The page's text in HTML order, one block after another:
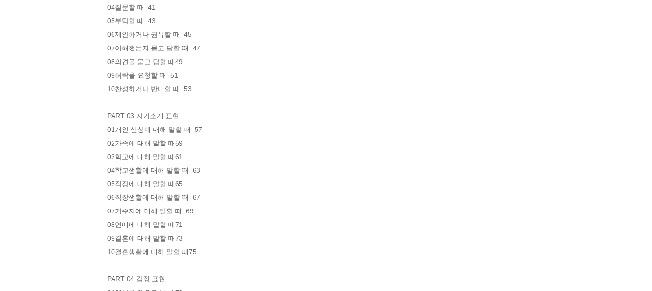
04질문할 때  41
05부탁할 때  43
06제안하거나 권유할 때  45
07이해했는지 묻고 답할 때  47
08의견을 묻고 답할 때49
09허락을 요청할 때  51
10찬성하거나 반대할 때  53
PART 03 자기소개 표현
01개인 신상에 대해 말할 때  57
02가족에 대해 말할 때59
03학교에 대해 말할 때61
04학교생활에 대해 말할 때  63
05직장에 대해 말할 때65
06직장생활에 대해 말할 때  67
07거주지에 대해 말할 때  69
08연애에 대해 말할 때71
09결혼에 대해 말할 때73
10결혼생활에 대해 말할 때75
PART 04 감정 표현